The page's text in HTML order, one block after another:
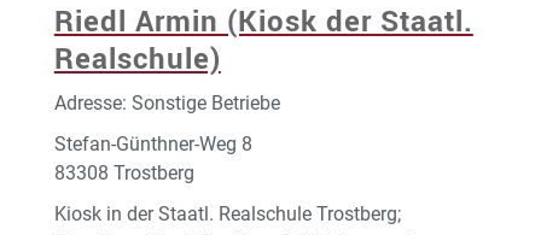
Riedl Armin (Kiosk der Staatl.
Realschule)
Adresse: Sonstige Betriebe
Stefan-Günthner-Weg 8
83308 Trostberg
Kiosk in der Staatl. Realschule Trostberg;